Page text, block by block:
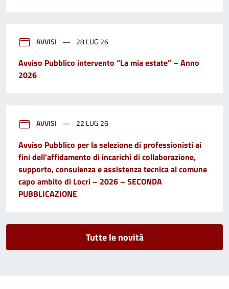
AVVISI 28 LUG 26
Avviso Pubblico intervento “La mia estate” – Anno
2026
AVVISI 22 LUG 26
Avviso Pubblico per la selezione di professionisti ai
fini dell’affidamento di incarichi di collaborazione,
supporto, consulenza e assistenza tecnica al comune
capo ambito di Locri – 2026 – SECONDA
PUBBLICAZIONE
Tutte le novità